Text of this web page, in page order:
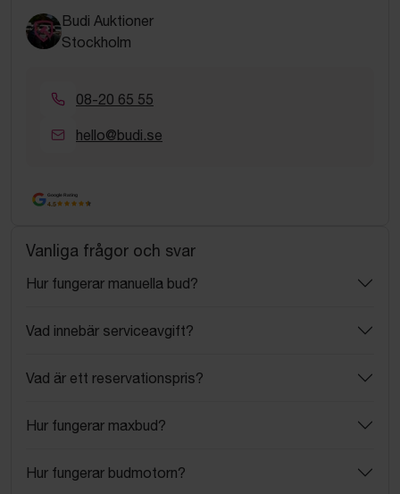
Budi Auktioner
Stockholm
08-20 65 55
hello@budi.se
Google Rating
4.5
Vanliga frågor och svar
Hur fungerar manuella bud?
Vad innebär serviceavgift?
Vad är ett reservationspris?
Hur fungerar maxbud?
Hur fungerar budmotorn?